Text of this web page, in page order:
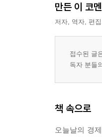
만든 이 코
저자, 역자, 편
접수된 글
독자 분들
책 속으로
오늘날의 경